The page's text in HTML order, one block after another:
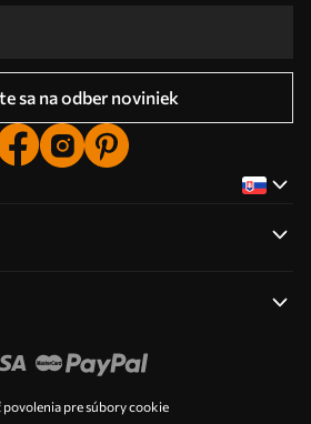
sa na odber noviniek
pre súbory cookie